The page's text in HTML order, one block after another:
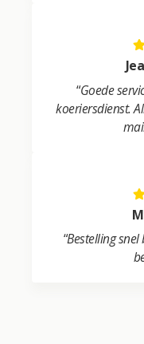
“Goede
koeriersdienst.
“Bestelling